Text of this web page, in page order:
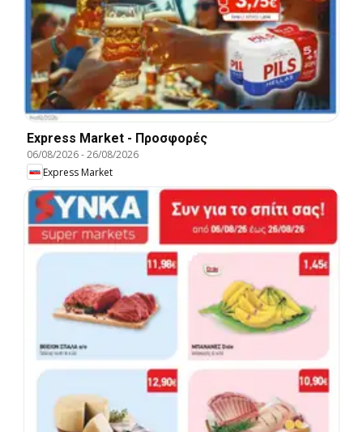
Express Market - Προσφορές
06/08/2026-26/08/2026
Express Market